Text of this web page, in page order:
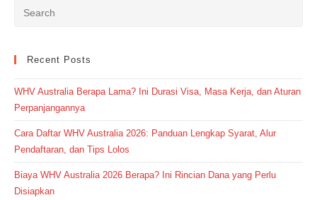
Recent Posts
WHV Australia Berapa Lama? Ini Durasi Visa, Masa Kerja, dan Aturan
Perpanjangannya
Cara Daftar WHV Australia 2026: Panduan Lengkap Syarat, Alur
Pendaftaran, dan Tips Lolos
Biaya WHV Australia 2026 Berapa? Ini Rincian Dana yang Perlu
Disiapkan